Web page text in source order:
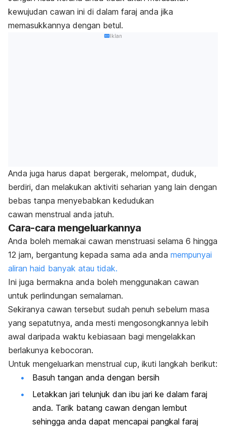
kewujudan cawan ini di dalam faraj anda jika
memasukkannya dengan betul.
Iklan
Anda juga harus dapat bergerak, melompat, duduk,
berdiri, dan melakukan aktiviti seharian yang lain dengan
bebas tanpa menyebabkan kedudukan
cawan menstrual anda jatuh.
Cara-cara mengeluarkannya
Anda boleh memakai cawan menstruasi selama 6 hingga
12 jam, bergantung kepada sama ada anda mempunyai
aliran haid banyak atau tidak.
Ini juga bermakna anda boleh menggunakan cawan
untuk perlindungan semalaman.
Sekiranya cawan tersebut sudah penuh sebelum masa
yang sepatutnya, anda mesti mengosongkannya lebih
awal daripada waktu kebiasaan bagi mengelakkan
berlakunya kebocoran.
Untuk mengeluarkan menstrual cup, ikuti langkah berikut:
Basuh tangan anda dengan bersih
Letakkan jari telunjuk dan ibu jari ke dalam faraj
anda. Tarik batang cawan dengan lembut
sehingga anda dapat mencapai pangkal faraj